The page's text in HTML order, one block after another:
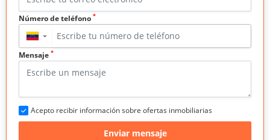
Número de teléfono *
▼
Mensaje *
Acepto recibir información sobre ofertas inmobiliarias
Enviar mensaje